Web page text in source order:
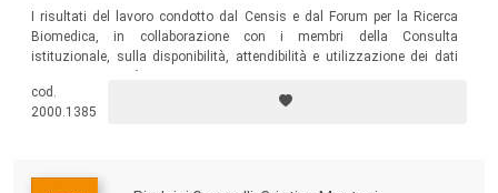
I risultati del lavoro condotto dal Censis e dal Forum per la Ricerca
Biomedica, in collaborazione con i membri della Consulta
istituzionale, sulla disponibilità, attendibilità e utilizzazione dei dati
cod.
2000.1385